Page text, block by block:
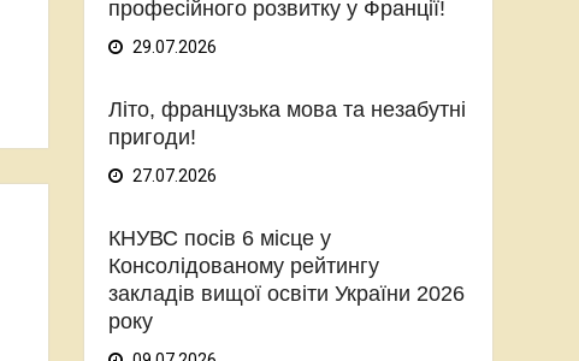
професійного розвитку у Франції!
29.07.2026
Літо, французька мова та незабутні
пригоди!
27.07.2026
КНУВС посів 6 місце у
Консолідованому рейтингу
закладів вищої освіти України 2026
року